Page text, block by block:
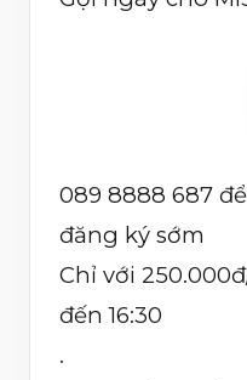
089 8888 687
đăng ký sớm
Chỉ với
đến 16:30
.